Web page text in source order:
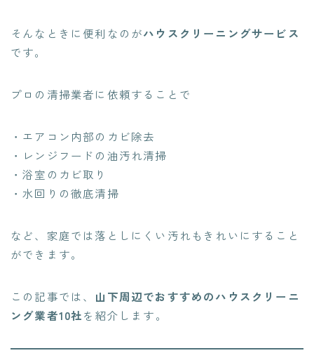
そんなときに便利なのがハウスクリーニングサービス
です。
プロの清掃業者に依頼することで
・エアコン内部のカビ除去
・レンジフードの油汚れ清掃
・浴室のカビ取り
・水回りの徹底清掃
など、家庭では落としにくい汚れもきれいにすること
ができます。
この記事では、 山下周辺でおすすめのハウスクリーニ
ング業者10社を紹介します。